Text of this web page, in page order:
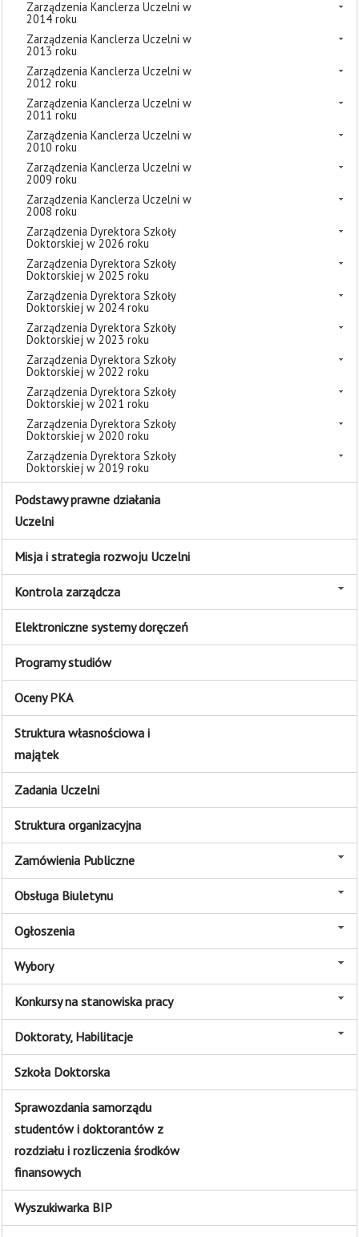
Zarządzenia Kanclerza Uczelni w
2014 roku
Zarządzenia Kanclerza Uczelni w
2013 roku
Zarządzenia Kanclerza Uczelni w
2012 roku
Zarządzenia Kanclerza Uczelni w
2011 roku
Zarządzenia Kanclerza Uczelni w
2010 roku
Zarządzenia Kanclerza Uczelni w
2009 roku
Zarządzenia Kanclerza Uczelni w
2008 roku
Zarządzenia Dyrektora Szkoły
Doktorskiej w 2026 roku
Zarządzenia Dyrektora Szkoły
Doktorskiej w 2025 roku
Zarządzenia Dyrektora Szkoły
Doktorskiej w 2024 roku
Zarządzenia Dyrektora Szkoły
Doktorskiej w 2023 roku
Zarządzenia Dyrektora Szkoły
Doktorskiej w 2022 roku
Zarządzenia Dyrektora Szkoły
Doktorskiej w 2021 roku
Zarządzenia Dyrektora Szkoły
Doktorskiej w 2020 roku
Zarządzenia Dyrektora Szkoły
Doktorskiej w 2019 roku
Podstawy prawne działania
Uczelni
Misja i strategia rozwoju Uczelni
Kontrola zarządcza
Elektroniczne systemy doręczeń
Programy studiów
Oceny PKA
Struktura własnościowa i
majątek
Zadania Uczelni
Struktura organizacyjna
Zamówienia Publiczne
Obsługa Biuletynu
Ogłoszenia
Wybory
Konkursy na stanowiska pracy
Doktoraty, Habilitacje
Szkoła Doktorska
Sprawozdania samorządu
studentów i doktorantów z
rozdziału i rozliczenia środków
finansowych
Wyszukiwarka BIP